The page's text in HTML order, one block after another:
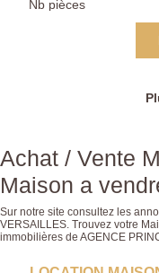
Achat / Vente
Maison a
Sur notre site consultez les
VERSAILLES. Trouvez votre
immobilières de AGENCE